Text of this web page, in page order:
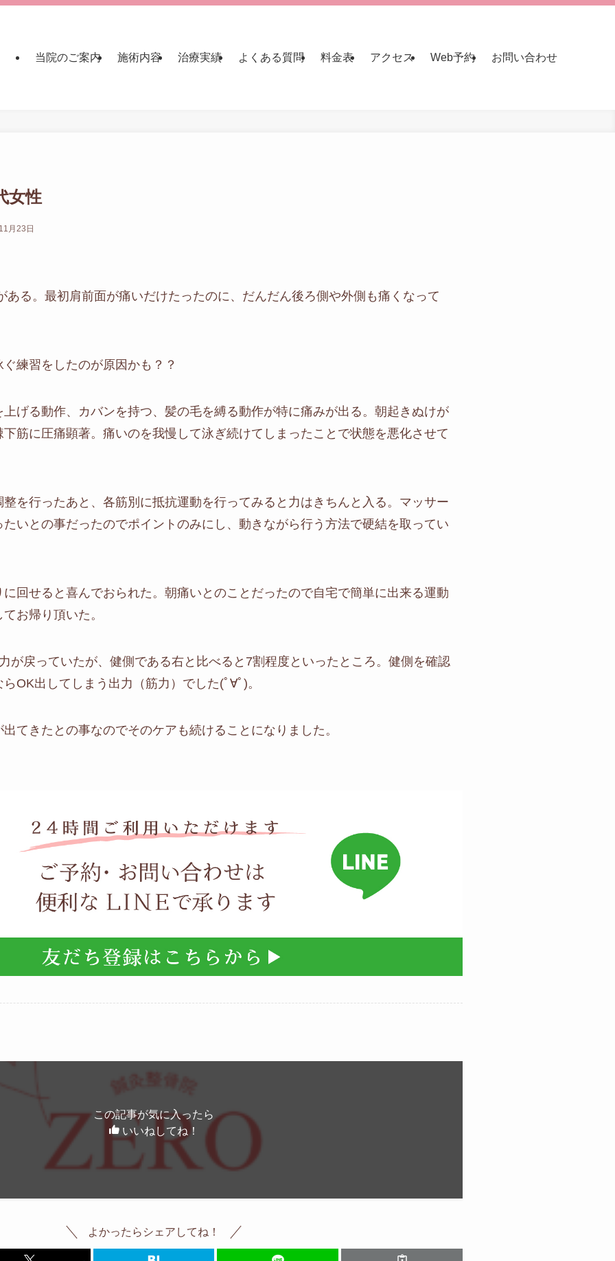
当院のご案内 施術内容 治療実績 よくある質問 料金表 アクセス Web予約 お問い合わせ
女性
月23日
ある。最初肩前面が痛いだけたったのに、だんだん後ろ側や外側も痛くなって
練習をしたのが原因かも？？
げる動作、カバンを持つ、髪の毛を縛る動作が特に痛みが出る。朝起きぬけが
筋に圧痛顕著。痛いのを我慢して泳ぎ続けてしまったことで状態を悪化させて
を行ったあと、各筋別に抵抗運動を行ってみると力はきちんと入る。マッサー
いとの事だったのでポイントのみにし、動きながら行う方法で硬結を取ってい
回せると喜んでおられた。朝痛いとのことだったので自宅で簡単に出来る運動
お帰り頂いた。
が戻っていたが、健側である右と比べると7割程度といったところ。健側を確認
OK出してしまう出力（筋力）でした(ﾟ∀ﾟ)。
てきたとの事なのでそのケアも続けることになりました。
この記事が気に入ったら
いいねしてね！
よかったらシェアしてね！